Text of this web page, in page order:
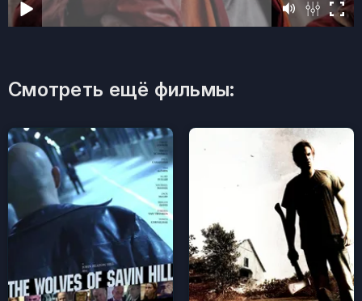
Смотреть ещё фильмы: